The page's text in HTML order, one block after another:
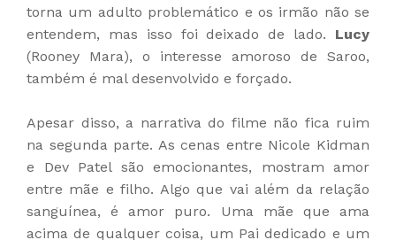
torna um adulto problemático e os irmão não se
entendem, mas isso foi deixado de lado. Lucy
(Rooney Mara), o interesse amoroso de Saroo,
também é mal desenvolvido e forçado.
Apesar disso, a narrativa do filme não fica ruim
na segunda parte. As cenas entre Nicole Kidman
e Dev Patel são emocionantes, mostram amor
entre mãe e filho. Algo que vai além da relação
sanguínea, é amor puro. Uma mãe que ama
acima de qualquer coisa, um Pai dedicado e um